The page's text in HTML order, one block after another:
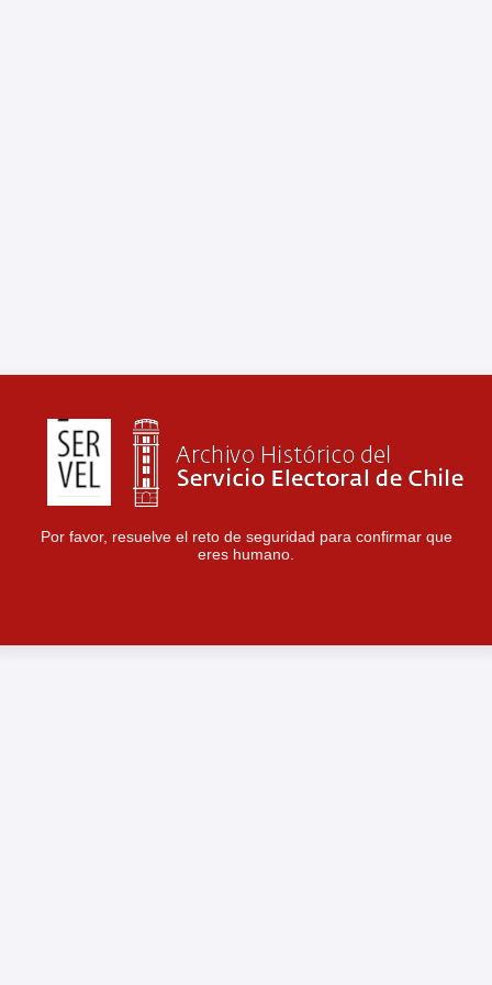
Por favor, resuelve el reto de seguridad para confirmar que
eres humano.